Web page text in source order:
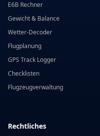
E6B Rechner
Gewicht & Balance
Wetter-Decoder
Flugplanung
GPS Track Logger
Checklisten
Flugzeugverwaltung
Rechtliches